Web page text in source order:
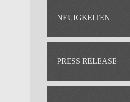
NEUIGKEITEN
PRESS RELEASE